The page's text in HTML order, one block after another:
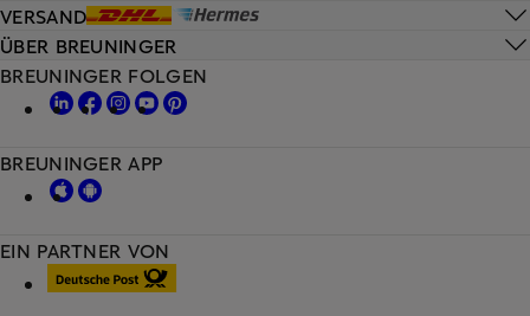
VERSAND
ÜBER BREUNINGER
EIN PARTNER VON
BREUNINGER FOLGEN
BREUNINGER APP